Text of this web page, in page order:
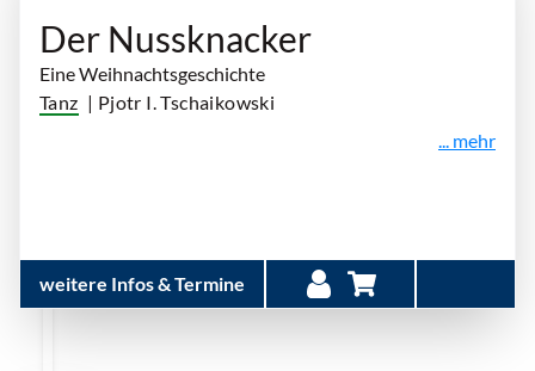
Der Nussknacker
Eine Weihnachtsgeschichte
Tanz | Pjotr I. Tschaikowski
... mehr
weitere Infos & Termine